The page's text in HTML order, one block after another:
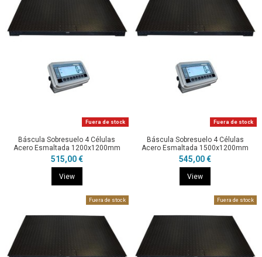
Fuera de stock
Báscula Sobresuelo 4 Células
Acero Esmaltada 1200x1200mm
515,00 €
View
Fuera de stock
Báscula Sobresuelo 4 Células
Acero Esmaltada 1500x1200mm
545,00 €
View
Fuera de stock Fuera de stock